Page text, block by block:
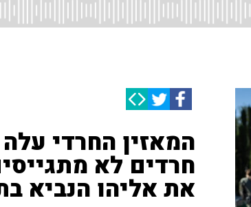
המאזין החרדי
חרדים לא
את אליהו הנביא